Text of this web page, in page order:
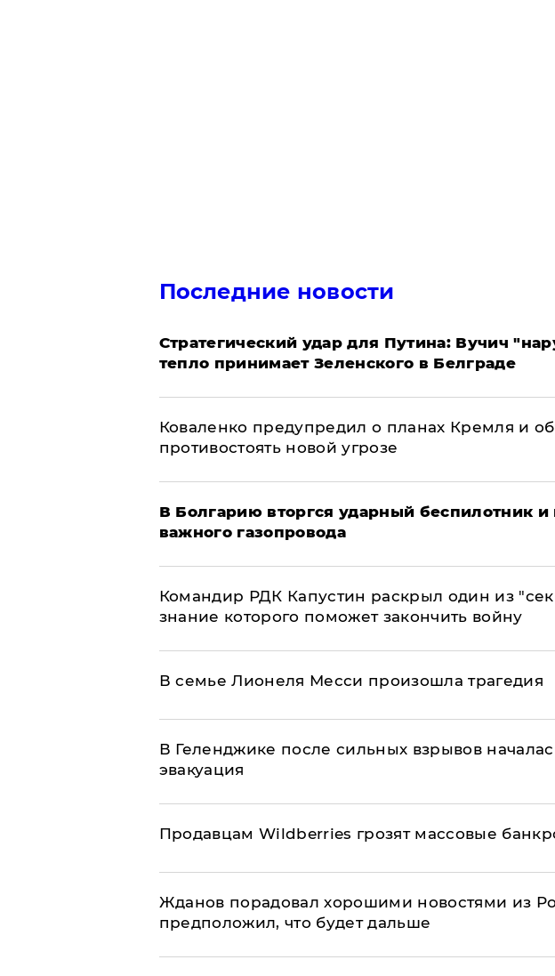
Последние новости
Стратегический удар для Путина: Вучич
тепло принимает Зеленского в Белграде
Коваленко предупредил о планах Кремля и
противостоять новой угрозе
В Болгарию вторгся ударный беспилотник и
важного газопровода
Командир РДК Капустин раскрыл один из
знание которого поможет закончить войну
В семье Лионеля Месси произошла трагедия
В Геленджике после сильных взрывов
эвакуация
Продавцам Wildberries грозят массовые
Жданов порадовал хорошими новостями из
предположил, что будет дальше